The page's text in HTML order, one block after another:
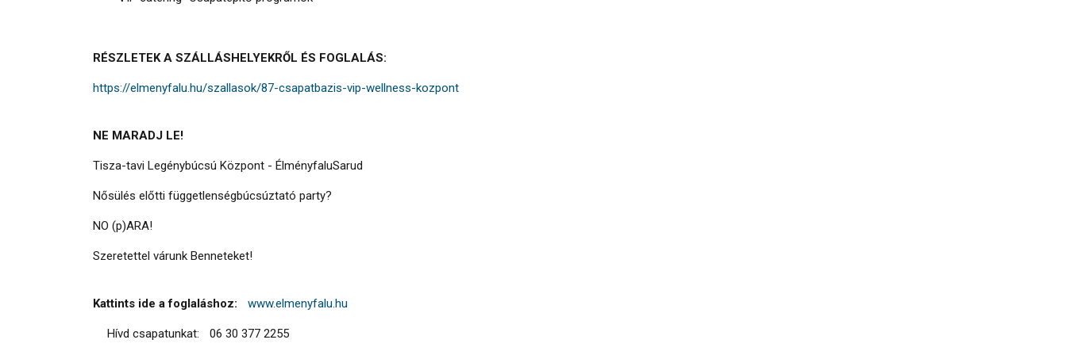
RÉSZLETEK A SZÁLLÁSHELYEKRŐL ÉS FOGLALÁS:
https://elmenyfalu.hu/szallasok/87-csapatbazis-vip-wellness-kozpont
NE MARADJ LE!
Tisza-tavi Legénybúcsú Központ - ÉlményfaluSarud
Nősülés előtti függetlenségbúcsúztató party?
NO (p)ARA!
Szeretettel várunk Benneteket!
Kattints ide a foglaláshoz: www.elmenyfalu.hu
Hívd csapatunkat: 06 30 377 2255